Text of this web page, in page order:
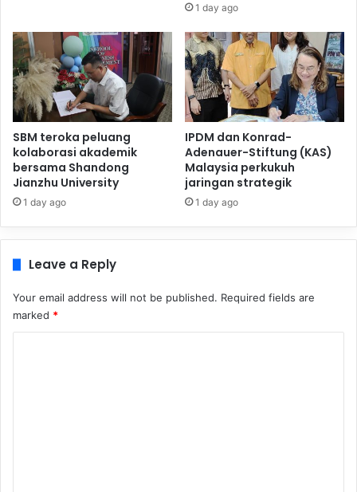
1 day ago
SBM teroka peluang
kolaborasi akademik
bersama Shandong
Jianzhu University
1 day ago
IPDM dan Konrad-
Adenauer-Stiftung (KAS)
Malaysia perkukuh
jaringan strategik
1 day ago
Leave a Reply
Your email address will not be published. Required fields are
marked *